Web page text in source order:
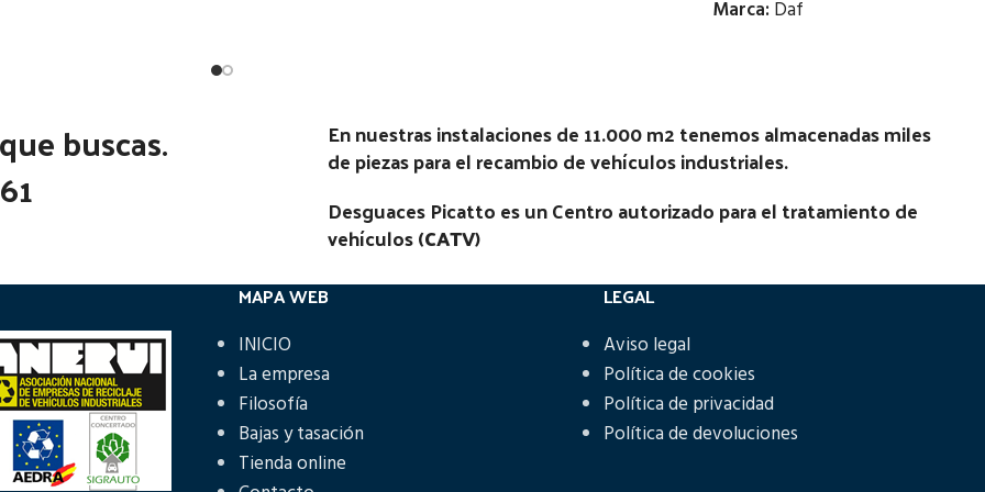
Pieza:50084
Código Pieza:48540
Marca: Daf
Ubicación:
Notas:[VP]DAF 2700 280 RG (4X4) |
01.80 - 12.90
buscas. En nuestras instalaciones de 11.000 m2 tenemos almacenadas miles
de piezas para el recambio de vehículos industriales.
Desguaces Picatto es un Centro autorizado para el tratamiento de
vehículos (CATV)
MAPA WEB
INICIO
La empresa
Filosofía
Bajas y tasación
Tienda online
LEGAL
Aviso legal
Política de cookies
Política de privacidad
Política de devoluciones